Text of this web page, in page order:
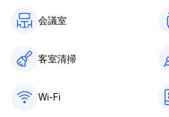
会議室
客室清掃
Wi-Fi